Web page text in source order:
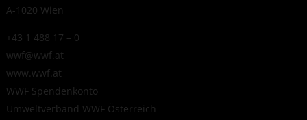
A-1020 Wien
+43 1 488 17 – 0
wwf@wwf.at
www.wwf.at
WWF Spendenkonto
Umweltverband WWF Österreich